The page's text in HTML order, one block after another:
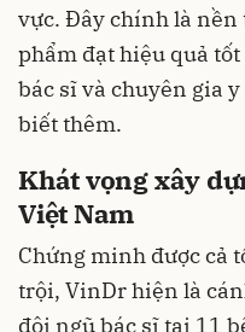
vực. Đây chính là nền
phẩm đạt hiệu quả
bác sĩ và chuyên gia
biết thêm.
Khát vọng xây
Việt Nam
Chứng minh được cả
trội, VinDr hiện là
đội ngũ bác sĩ tại 11